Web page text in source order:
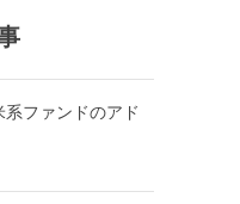
ファンドのアド